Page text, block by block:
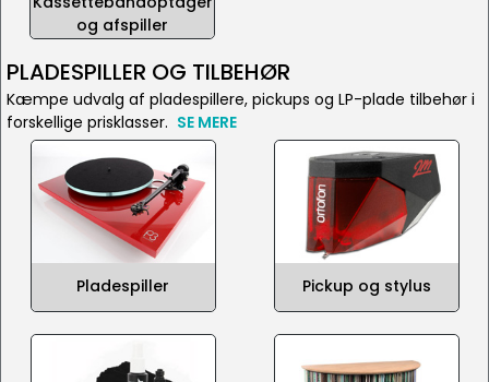
og afspiller
PLADESPILLER OG TILBEHØR
Kæmpe udvalg af pladespillere, pickups og LP-plade tilbehør i
forskellige prisklasser. SE MERE
Pladespiller Pickup og stylus